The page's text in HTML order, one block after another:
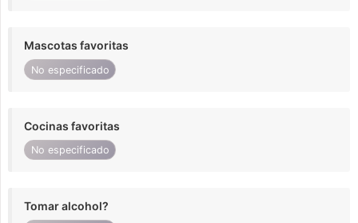
Mascotas favoritas
No especificado
Cocinas favoritas
No especificado
Tomar alcohol?